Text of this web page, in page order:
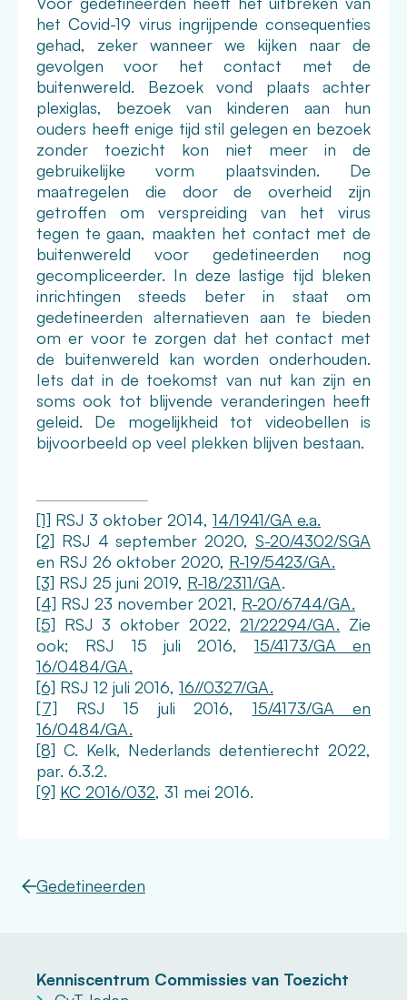
het Covid-19 virus ingrijpende consequenties
gehad, zeker wanneer we kijken naar de
gevolgen voor het contact met de
buitenwereld. Bezoek vond plaats achter
plexiglas, bezoek van kinderen aan hun
ouders heeft enige tijd stil gelegen en bezoek
zonder toezicht kon niet meer in de
gebruikelijke vorm plaatsvinden. De
maatregelen die door de overheid zijn
getroffen om verspreiding van het virus
tegen te gaan, maakten het contact met de
buitenwereld voor gedetineerden nog
gecompliceerder. In deze lastige tijd bleken
inrichtingen steeds beter in staat om
gedetineerden alternatieven aan te bieden
om er voor te zorgen dat het contact met
de buitenwereld kan worden onderhouden.
Iets dat in de toekomst van nut kan zijn en
soms ook tot blijvende veranderingen heeft
geleid. De mogelijkheid tot videobellen is
bijvoorbeeld op veel plekken blijven bestaan.
[1] RSJ 3 oktober 2014, 14/1941/GA e.a.
[2] RSJ 4 september 2020, S-20/4302/SGA
en RSJ 26 oktober 2020, R-19/5423/GA.
[3] RSJ 25 juni 2019, R-18/2311/GA.
[4] RSJ 23 november 2021, R-20/6744/GA.
[5] RSJ 3 oktober 2022,21/22294/GA. Zie
ook; RSJ 15 juli 2016, 15/4173/GA en
16/0484/GA.
[6] RSJ 12 juli 2016, 16//0327/GA.
[7] RSJ 15 juli 2016, 15/4173/GA en
16/0484/GA.
[8] C. Kelk, Nederlands detentierecht 2022,
par. 6.3.2.
[9] KC 2016/032, 31 mei 2016.
Gedetineerden
Kenniscentrum Commissies van Toezicht